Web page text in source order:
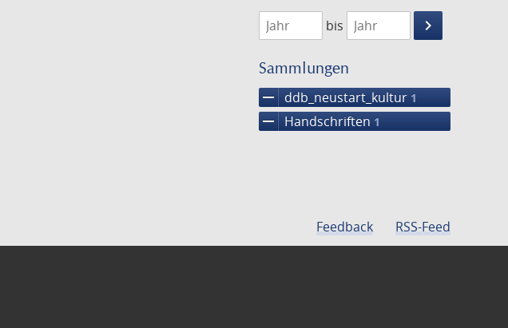
1474
1475
bis
keyboard_arrow_right
Suche
Sammlungen
remove ddb_neustart_kultur 1
remove Handschriften 1
Feedback RSS-Feed